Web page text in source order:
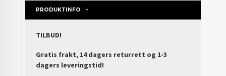
PRODUKTINFO
TILBUD!
Gratis frakt, 14 dagers returrett og 1-3
dagers leveringstid!